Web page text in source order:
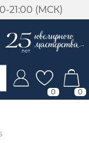
21:00 (МСК)
0 0